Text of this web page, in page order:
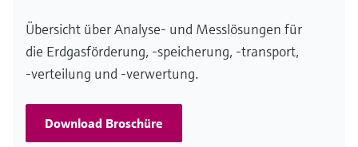
Übersicht über Analyse- und Messlösungen für
die Erdgasförderung, -speicherung, -transport,
-verteilung und -verwertung.
Download Broschüre